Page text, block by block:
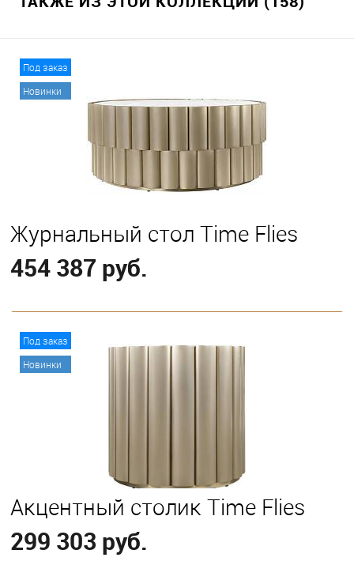
Под заказ
Новинки
Журнальный стол Time Flies
454 387 руб.
Под заказ
Новинки
Акцентный столик Time Flies
299 303 руб.